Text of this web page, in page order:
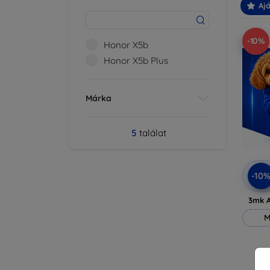
Honor X5b
Honor X5b Plus
Márka
5 találat
-10%
-10%
3mk